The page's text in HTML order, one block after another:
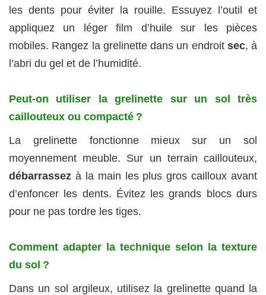
les dents pour éviter la rouille. Essuyez l’outil et
appliquez un léger film d’huile sur les pièces
mobiles. Rangez la grelinette dans un endroit sec, à
l’abri du gel et de l’humidité.
Peut-on utiliser la grelinette sur un sol très
caillouteux ou compacté ?
La grelinette fonctionne mieux sur un sol
moyennement meuble. Sur un terrain caillouteux,
débarrassez à la main les plus gros cailloux avant
d’enfoncer les dents. Évitez les grands blocs durs
pour ne pas tordre les tiges.
Comment adapter la technique selon la texture
du sol ?
Dans un sol argileux, utilisez la grelinette quand la